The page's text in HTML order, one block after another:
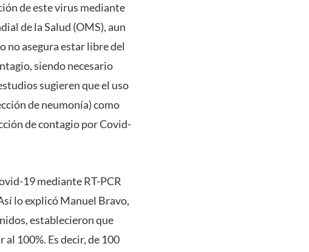
de este virus mediante
de la Salud (OMS), aun
no asegura estar libre del
siendo necesario
sugieren que el uso
de neumonía) como
de contagio por Covid-
19 mediante RT-PCR
lo explicó Manuel Bravo,
establecieron que
100%. Es decir, de 100